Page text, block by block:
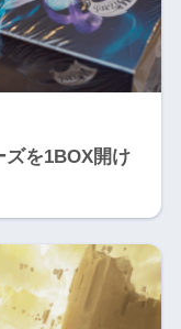
ズを1BOX開け